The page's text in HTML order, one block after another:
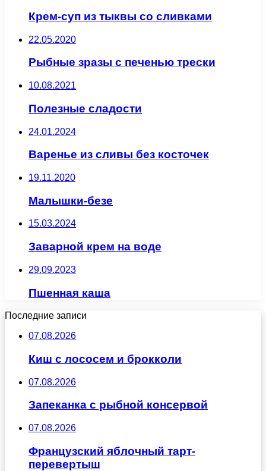
Крем-суп из тыквы со сливками
22.05.2020
Рыбные зразы с печенью трески
10.08.2021
Полезные сладости
24.01.2024
Варенье из сливы без косточек
19.11.2020
Малышки-безе
15.03.2024
Заварной крем на воде
29.09.2023
Пшенная каша
Последние записи
07.08.2026
Киш с лососем и брокколи
07.08.2026
Запеканка с рыбной консервой
07.08.2026
Французский яблочный тарт-
перевертыш